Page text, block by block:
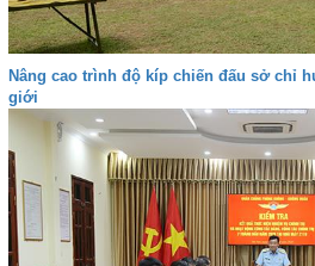
Nâng cao trình độ kíp chiến đấu sở chỉ
giới